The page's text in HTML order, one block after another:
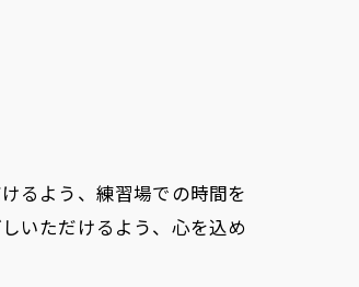
るよう、練習場での時間を
いただけるよう、心を込め